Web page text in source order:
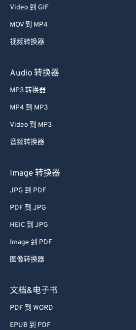
Video 到 GIF
MOV 到 MP4
视频转换器
Audio 转换器
MP3 转换器
MP4 到 MP3
Video 到 MP3
音频转换器
Image 转换器
JPG 到 PDF
PDF 到 JPG
HEIC 到 JPG
Image 到 PDF
图像转换器
文档&电子书
PDF 到 WORD
EPUB 到 PDF